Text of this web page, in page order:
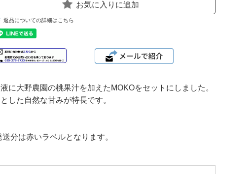
お気に入りに追加
返品についての詳細はこちら
大野農園の桃果汁を加えたMOKOをセットにしました。
した自然な甘みが特長です。
分は赤いラベルとなります。